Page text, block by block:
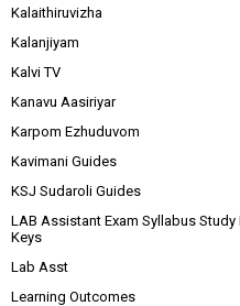
Kalaithiruvizha
Kalanjiyam
Kalvi TV
Kanavu Aasiriyar
Karpom Ezhuduvom
Kavimani Guides
KSJ Sudaroli Guides
LAB Assistant Exam Syllabus
Keys
Lab Asst
Learning Outcomes